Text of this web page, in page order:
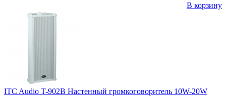
В корзину
ITC Audio T-902B Настенный громкоговоритель 10W-20W